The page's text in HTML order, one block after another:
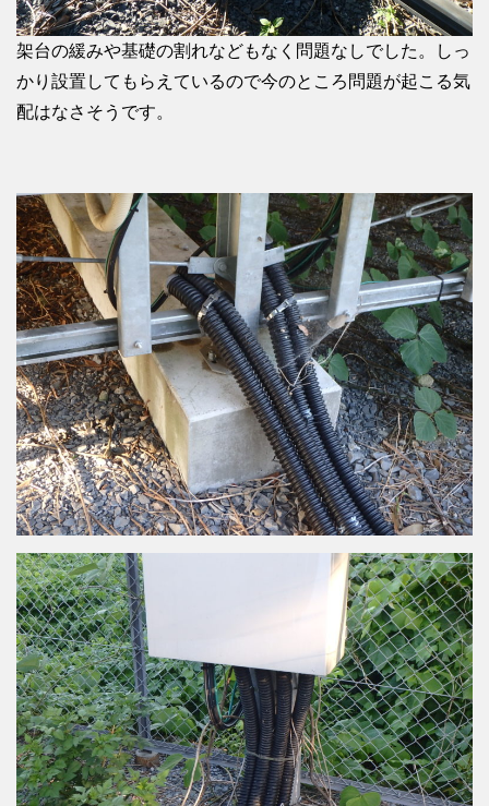
架台の緩みや基礎の割れなどもなく問題なしでした。しっ
かり設置してもらえているので今のところ問題が起こる気
配はなさそうです。